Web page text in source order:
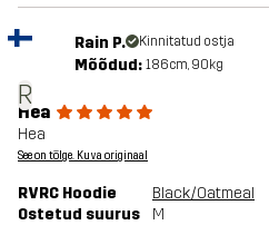
R
Rain P. Kinnitatud ostja
Mõõdud: 186cm, 90kg
Hea
Hea
See on tõlge. Kuva originaal
RVRC Hoodie
Black/Oatmeal
Ostetud suurus
M